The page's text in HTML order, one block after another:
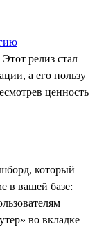
релиз стал
а его пользу
ценность
который
в вашей базе:
во вкладке